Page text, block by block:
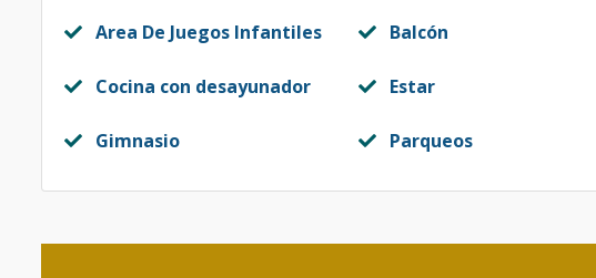
Area De Juegos Infantiles Balcón
Cocina con desayunador Estar
Gimnasio Parqueos